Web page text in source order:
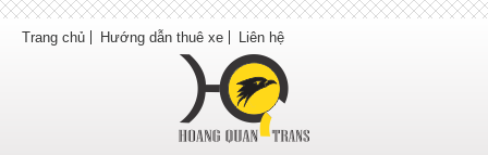
Trang chủ Hướng dẫn thuê xe Liên hệ